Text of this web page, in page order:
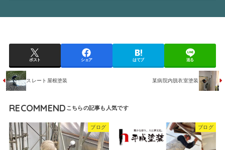
ポスト シェア はてブ 送る
スレート屋根塗装 某病院内脱衣室塗装
RECOMMEND
ブログ ブログ